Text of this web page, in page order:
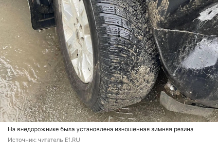
На внедорожнике была установлена изношенная зимняя резина
Источник: читатель E1.RU